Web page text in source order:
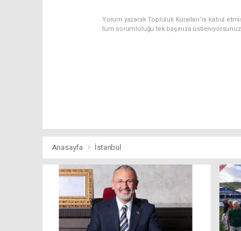
Yorum yazarak Topluluk Kuralları’nı kabul
tüm sorumluluğu tek başınıza
Anasayfa İstanbul